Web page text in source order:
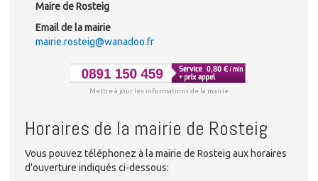
Maire de Rosteig
Email de la mairie
mairie.rosteig@wanadoo.fr
Mettre à jour les informations de la mairie
Horaires de la mairie de Rosteig
Vous pouvez téléphonez à la mairie de Rosteig aux horaires
d'ouverture indiqués ci-dessous: